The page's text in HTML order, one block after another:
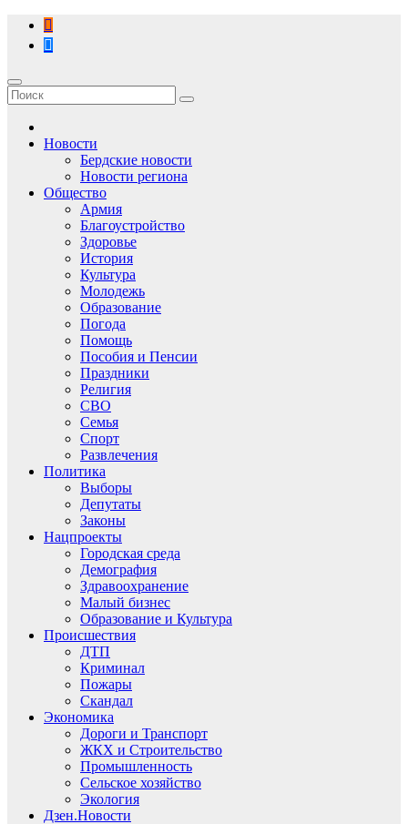
Перейти
содержимому
Новости
Бердские новости
Новости региона
Общество
Армия
Благоустройство
Здоровье
История
Культура
Молодежь
Образование
Погода
Помощь
Пособия и Пенсии
Праздники
Религия
СВО
Семья
Спорт
Развлечения
Политика
Выборы
Депутаты
Законы
Нацпроекты
Городская среда
Демография
Здравоохранение
Малый бизнес
Образование и Культура
Происшествия
ДТП
Криминал
Пожары
Скандал
Экономика
Дороги и Транспорт
ЖКХ и Строительство
Промышленность
Сельское хозяйство
Экология
Дзен.Новости